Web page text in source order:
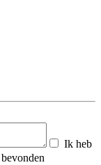
Ik heb